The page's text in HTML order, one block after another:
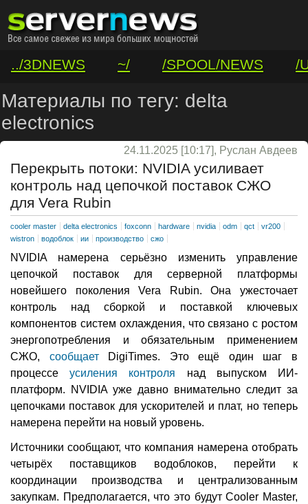
../3DNEWS ~/ /SPOOL/NEWS
/
/VAR/CONTACT
Материалы по тегу: delta
electronics
24.11.2025 [10:17], Руслан Авдеев
Перекрыть потоки: NVIDIA усиливает
контроль над цепочкой поставок СЖО
для Vera Rubin
cooler master delta electronics foxconn hardware nvidia odm qct
vr200
wistron
водоблок ии производство сжо
NVIDIA намерена серьёзно изменить управление
цепочкой поставок для серверной платформы
новейшего поколения Vera Rubin. Она ужесточает
контроль над сборкой и поставкой ключевых
компонентов систем охлаждения, что связано с ростом
энергопотребления и обязательным применением
СЖО, сообщаетDigiTimes. Это ещё один шаг в
процессеусиления контроля над выпуском ИИ-
платформ. NVIDIA уже давно внимательно следит за
цепочками поставок для ускорителей и плат, но теперь
намерена перейти на новый уровень.
Источники сообщают, что компания намерена отобрать
четырёх поставщиков водоблоков, перейти к
координации производства и централизованным
закупкам. Предполагается, что это будут Cooler Master,